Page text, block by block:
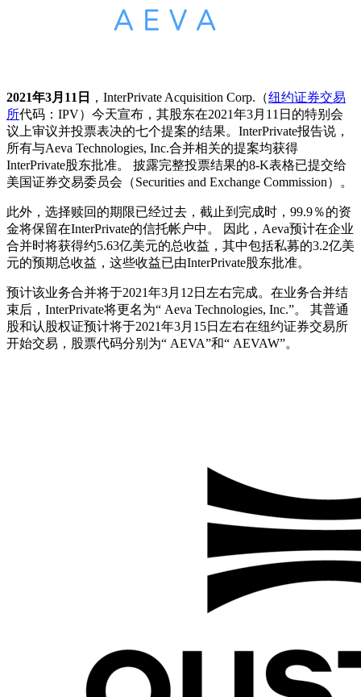
2021年3月11日 ，InterPrivate Acquisition Corp.（纽约证券交易
所代码：IPV）今天宣布，其股东在2021年3月11日的特别会
议上审议并投票表决的七个提案的结果。InterPrivate报告说，
所有与Aeva Technologies, Inc.合并相关的提案均获得
InterPrivate股东批准。 披露完整投票结果的8-K表格已提交给
美国证券交易委员会（Securities and Exchange Commission）。
此外，选择赎回的期限已经过去，截止到完成时，99.9％的资
金将保留在InterPrivate的信托帐户中。 因此，Aeva预计在企业
合并时将获得约5.63亿美元的总收益，其中包括私募的3.2亿美
元的预期总收益，这些收益已由InterPrivate股东批准。
预计该业务合并将于2021年3月12日左右完成。在业务合并结
束后，InterPrivate将更名为“ Aeva Technologies, Inc.”。 其普通
股和认股权证预计将于2021年3月15日左右在纽约证券交易所
开始交易，股票代码分别为“ AEVA”和“ AEVAW”。